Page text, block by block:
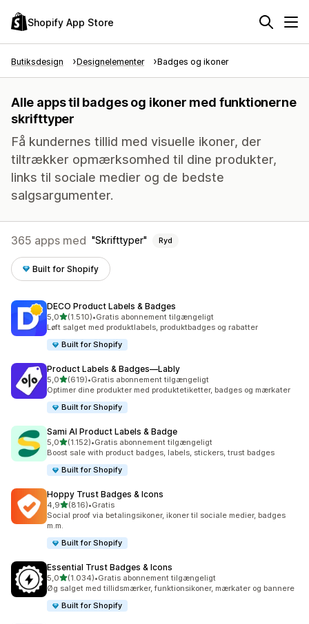
Shopify App Store
Butiksdesign Designelementer Badges og ikoner
Alle apps til badges og ikoner med funktionerne
skrifttyper
Få kundernes tillid med visuelle ikoner, der
tiltrækker opmærksomhed til dine produkter,
links til sociale medier og de bedste
salgsargumenter.
365 apps med Skrifttyper Ryd
Built for Shopify
DECO Product Labels & Badges
5,0ud af 5 stjerner
(1.510)
1510 anmeldelser i alt
•Gratis abonnement tilgængeligt
Løft salget med produktlabels, produktbadges og rabatter
Built for Shopify
Product Labels & Badges—Lably
5,0ud af 5 stjerner
(619)
619 anmeldelser i alt
•Gratis abonnement tilgængeligt
Optimer dine produkter med produktetiketter, badges og mærkater
Built for Shopify
Sami AI Product Labels & Badge
5,0ud af 5 stjerner
(1.152)
1152 anmeldelser i alt
•Gratis abonnement tilgængeligt
Boost sale with product badges, labels, stickers, trust badges
Built for Shopify
Hoppy Trust Badges & Icons
4,9ud af 5 stjerner
(816)
816 anmeldelser i alt
•Gratis
Social proof via betalingsikoner, ikoner til sociale medier, badges
m.m.
Built for Shopify
Essential Trust Badges & Icons
5,0ud af 5 stjerner
(1.034)
1034 anmeldelser i alt
•Gratis abonnement tilgængeligt
Øg salget med tillidsmærker, funktionsikoner, mærkater og bannere
Built for Shopify